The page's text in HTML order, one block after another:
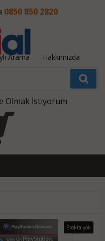
0850 850 2820
Arama Hakkımızda
Olmak İstiyorum
Stokta yok